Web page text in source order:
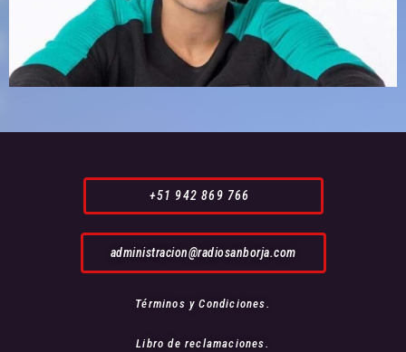
+51 942 869 766
administracion@radiosanborja.com
Términos y Condiciones.
Libro de reclamaciones.